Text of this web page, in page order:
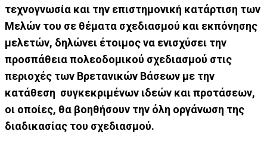
τεχνογνωσία και την επιστημονική κατάρτιση των
Μελών του σε θέματα σχεδιασμού και εκπόνησης
μελετών, δηλώνει έτοιμος να ενισχύσει την
προσπάθεια πολεοδομικού σχεδιασμού στις
περιοχές των Βρετανικών Βάσεων με την
κατάθεση συγκεκριμένων ιδεών και προτάσεων,
οι οποίες, θα βοηθήσουν την όλη οργάνωση της
διαδικασίας του σχεδιασμού.